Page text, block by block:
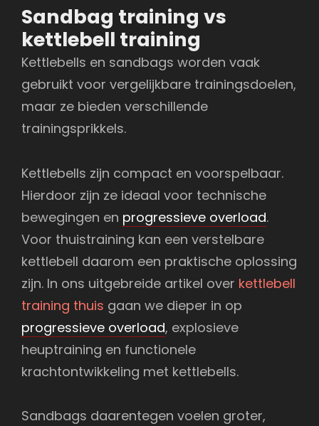
Sandbag training vs
kettlebell training
Kettlebells en sandbags worden vaak
gebruikt voor vergelijkbare trainingsdoelen,
maar ze bieden verschillende
trainingsprikkels.
Kettlebells zijn compact en voorspelbaar.
Hierdoor zijn ze ideaal voor technische
bewegingen en progressieve overload.
Voor thuistraining kan een verstelbare
kettlebell daarom een praktische oplossing
zijn. In ons uitgebreide artikel over kettlebell
training thuis gaan we dieper in op
progressieve overload, explosieve
heuptraining en functionele
krachtontwikkeling met kettlebells.
Sandbags daarentegen voelen groter,